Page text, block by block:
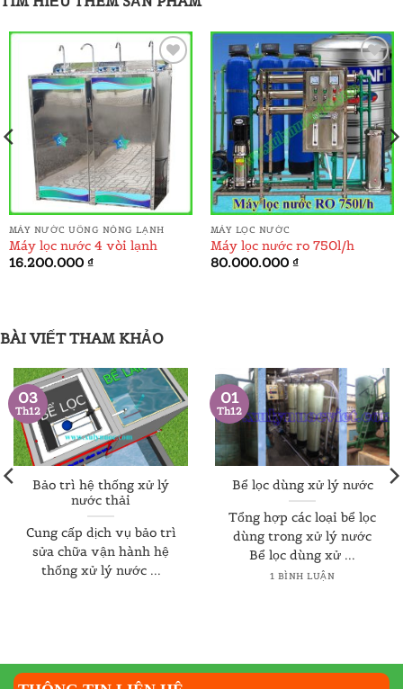
ADD TO
WISHLIST
MÁY NƯỚC UỐNG NÓNG LẠNH
Máy lọc nước 4 vòi lạnh
16.200.000 ₫
ADD TO
WISHLIST
MÁY LỌC NƯỚC
Máy lọc nước ro 750l/h
80.000.000 ₫
BÀI VIẾT THAM KHẢO
Bảo trì hệ thống xử lý
nước thải
Cung cấp dịch vụ bảo trì
sửa chữa vận hành hệ
thống xử lý nước ...
03
Th12
Bể lọc dùng xử lý nước
Tổng hợp các loại bể lọc
dùng trong xử lý nước
Bể lọc dùng xử ...
1 BÌNH LUẬN
01
Th12